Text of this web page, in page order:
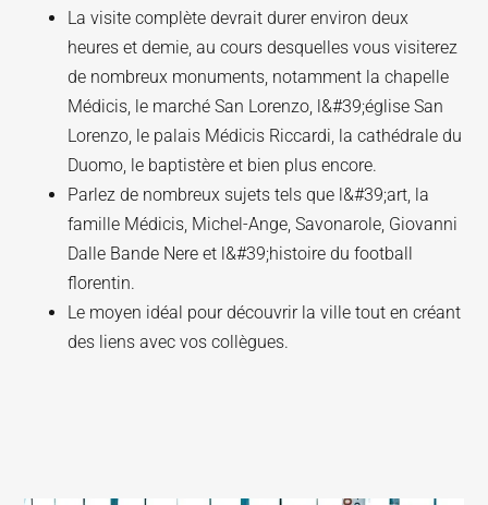
La visite complète devrait durer environ deux
heures et demie, au cours desquelles vous visiterez
de nombreux monuments, notamment la chapelle
Médicis, le marché San Lorenzo, l&#39;église San
Lorenzo, le palais Médicis Riccardi, la cathédrale du
Duomo, le baptistère et bien plus encore.
Parlez de nombreux sujets tels que l&#39;art, la
famille Médicis, Michel-Ange, Savonarole, Giovanni
Dalle Bande Nere et l&#39;histoire du football
florentin.
Le moyen idéal pour découvrir la ville tout en créant
des liens avec vos collègues.